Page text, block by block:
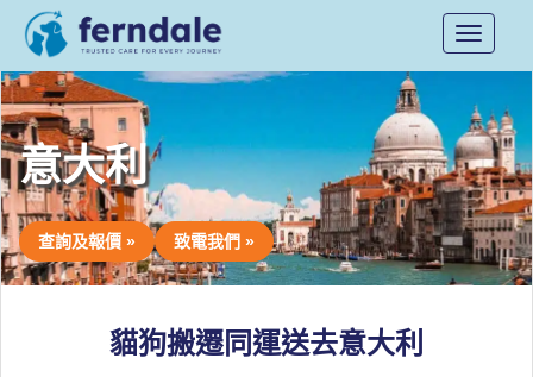
Toggle
意大利
查詢及報價 » 致電我們 »
貓狗搬遷同運送去意大利